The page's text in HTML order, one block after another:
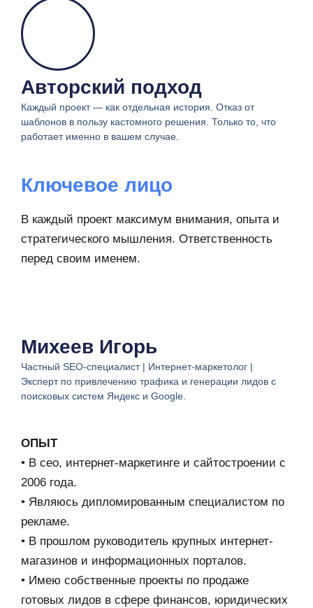
Авторский подход
Каждый проект — как отдельная история. Отказ от
шаблонов в пользу кастомного решения. Только то, что
работает именно в вашем случае.
Ключевое лицо
В каждый проект максимум внимания, опыта и
стратегического мышления. Ответственность
перед своим именем.
Михеев Игорь
Частный SEO-специалист | Интернет-маркетолог |
Эксперт по привлечению трафика и генерации лидов с
поисковых систем Яндекс и Google.
ОПЫТ
• В сео, интернет-маркетинге и сайтостроении с
2006 года.
• Являюсь дипломированным специалистом по
рекламе.
• В прошлом руководитель крупных интернет-
магазинов и информационных порталов.
• Имею собственные проекты по продаже
готовых лидов в сфере финансов, юридических